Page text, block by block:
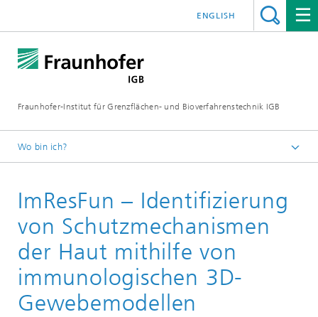
Fraunhofer-Institut für Grenzflächen- und Bioverfahrenstechnik IGB
ENGLISH
Wo bin ich?
Projekte
ImResFun – Identifizierung
von Schutzmechanismen
der Haut mithilfe von
immunologischen 3D-
Gewebemodellen